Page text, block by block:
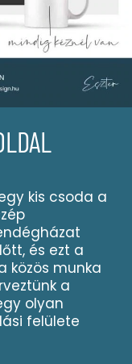
kis csoda a
és ezt a
közös munka
a
olyan
felülete